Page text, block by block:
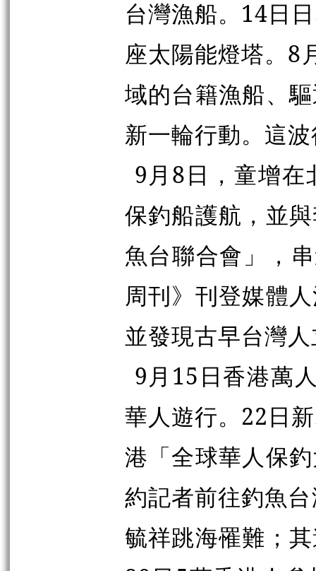
台灣漁船。14日
座太陽能燈塔。8
域的台籍漁船、
新一輪行動。這
9月8日，童增在
保釣船護航，並
魚台聯合會」，
周刊》刊登媒體
並發現古早台灣
9月15日香港萬
華人遊行。22日
港「全球華人保
約記者前往釣魚
毓祥跳海罹難；